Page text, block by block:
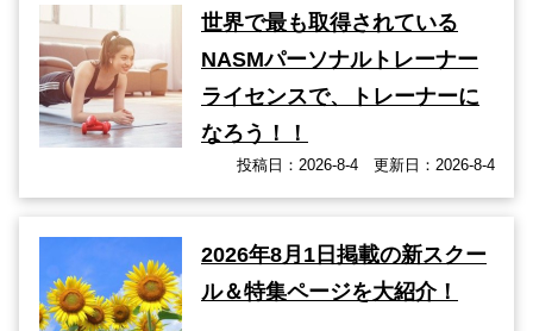
世界で最も取得されている
NASMパーソナルトレーナー
ライセンスで、トレーナーに
なろう！！
投稿日：2026-8-4 更新日：2026-8-4
2026年8月1日掲載の新スクー
ル＆特集ページを大紹介！